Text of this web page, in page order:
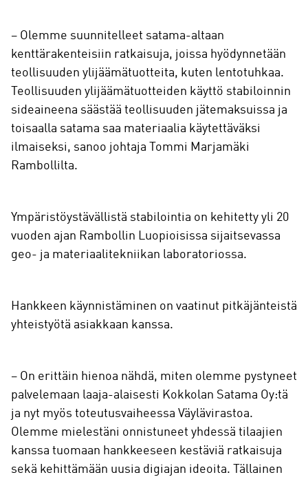
– Olemme suunnitelleet satama-altaan
kenttärakenteisiin ratkaisuja, joissa hyödynnetään
teollisuuden ylijäämätuotteita, kuten lentotuhkaa.
Teollisuuden ylijäämätuotteiden käyttö stabiloinnin
sideaineena säästää teollisuuden jätemaksuissa ja
toisaalla satama saa materiaalia käytettäväksi
ilmaiseksi, sanoo johtaja Tommi Marjamäki
Rambollilta.
Ympäristöystävällistä stabilointia on kehitetty yli 20
vuoden ajan Rambollin Luopioisissa sijaitsevassa
geo- ja materiaalitekniikan laboratoriossa.
Hankkeen käynnistäminen on vaatinut pitkäjänteistä
yhteistyötä asiakkaan kanssa.
– On erittäin hienoa nähdä, miten olemme pystyneet
palvelemaan laaja-alaisesti Kokkolan Satama Oy:tä
ja nyt myös toteutusvaiheessa Väylävirastoa.
Olemme mielestäni onnistuneet yhdessä tilaajien
kanssa tuomaan hankkeeseen kestäviä ratkaisuja
sekä kehittämään uusia digiajan ideoita. Tällainen